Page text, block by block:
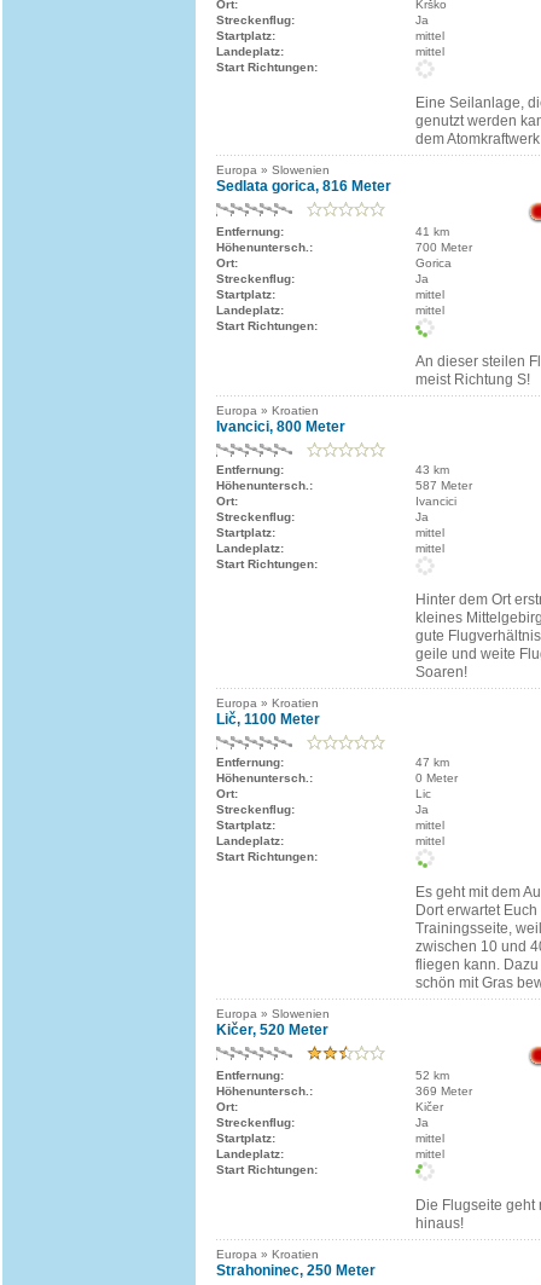
Ort:
Krško
Streckenflug:
Ja
Startplatz:
mittel
Landeplatz:
mittel
Start Richtungen:
Eine Seilanlage,
genutzt werden
dem
Europa » Slowenien
Sedlata gorica, 816 Meter
Entfernung:
41 km
Höhenuntersch.:
700 Meter
Ort:
Gorica
Streckenflug:
Ja
Startplatz:
mittel
Landeplatz:
mittel
Start Richtungen:
An dieser steilen
meist Richtung S!
Europa » Kroatien
Ivancici, 800 Meter
Entfernung:
43 km
Höhenuntersch.:
587 Meter
Ort:
Ivancici
Streckenflug:
Ja
Startplatz:
mittel
Landeplatz:
mittel
Start Richtungen:
Hinter dem Ort
kleines
gute
geile und weite
Soaren!
Europa » Kroatien
Lič, 1100 Meter
Entfernung:
47 km
Höhenuntersch.:
0 Meter
Ort:
Lic
Streckenflug:
Ja
Startplatz:
mittel
Landeplatz:
mittel
Start Richtungen:
Es geht mit dem
Dort erwartet
Trainingsseite,
zwischen 10 und
fliegen kann.
schön mit Gras
Europa » Slowenien
Kičer, 520 Meter
Entfernung:
52 km
Höhenuntersch.:
369 Meter
Ort:
Kičer
Streckenflug:
Ja
Startplatz:
mittel
Landeplatz:
mittel
Start Richtungen:
Die Flugseite geht
hinaus!
Europa » Kroatien
Strahoninec, 250 Meter